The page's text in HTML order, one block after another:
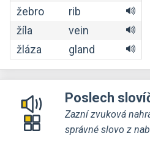
žebro
rib
žíla
vein
žláza
gland
Poslech
Zazní zvuková
správné slovo z